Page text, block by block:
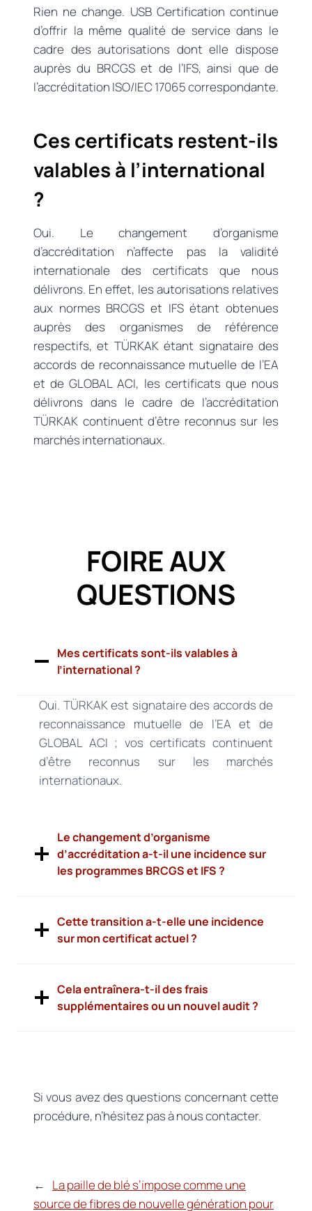
Rien ne change. USB Certification continue
d’offrir la même qualité de service dans le
cadre des autorisations dont elle dispose
auprès du BRCGS et de l’IFS, ainsi que de
l’accréditation ISO/IEC 17065 correspondante.
Ces certificats restent-ils
valables à l’international
?
Oui. Le changement d’organisme
d’accréditation n’affecte pas la validité
internationale des certificats que nous
délivrons. En effet, les autorisations relatives
aux normes BRCGS et IFS étant obtenues
auprès des organismes de référence
respectifs, et TÜRKAK étant signataire des
accords de reconnaissance mutuelle de l’EA
et de GLOBAL ACI, les certificats que nous
délivrons dans le cadre de l’accréditation
TÜRKAK continuent d’être reconnus sur les
marchés internationaux.
FOIRE AUX
QUESTIONS
Mes certificats sont-ils valables à
l’international ?
Oui. TÜRKAK est signataire des accords de
reconnaissance mutuelle de l’EA et de
GLOBAL ACI ; vos certificats continuent
d’être reconnus sur les marchés
internationaux.
Le changement d’organisme
d’accréditation a-t-il une incidence sur
les programmes BRCGS et IFS ?
Cette transition a-t-elle une incidence
sur mon certificat actuel ?
Cela entraînera-t-il des frais
supplémentaires ou un nouvel audit ?
Si vous avez des questions concernant cette
procédure, n’hésitez pas à nous contacter.
←
La paille de blé s’impose comme une
source de fibres de nouvelle génération pour